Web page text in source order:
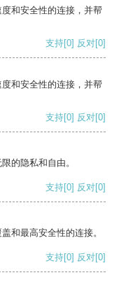
和安全性的连接，并帮
支持[0] 反对[0]
和安全性的连接，并帮
支持[0] 反对[0]
的隐私和自由。
支持[0] 反对[0]
和最高安全性的连接。
支持[0] 反对[0]